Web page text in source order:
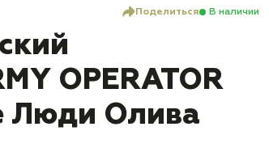
Поделиться В наличии
OPERATOR
Люди Олива